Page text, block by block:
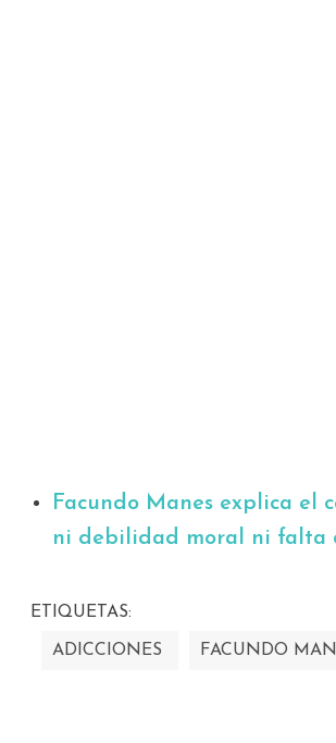
Facundo Manes explica el
ni debilidad moral ni falta
ETIQUETAS:
ADICCIONES FACUNDO